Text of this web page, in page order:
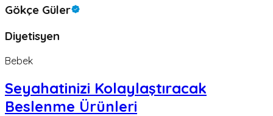
Gökçe Güler
Diyetisyen
Bebek
Seyahatinizi Kolaylaştıracak
Beslenme Ürünleri